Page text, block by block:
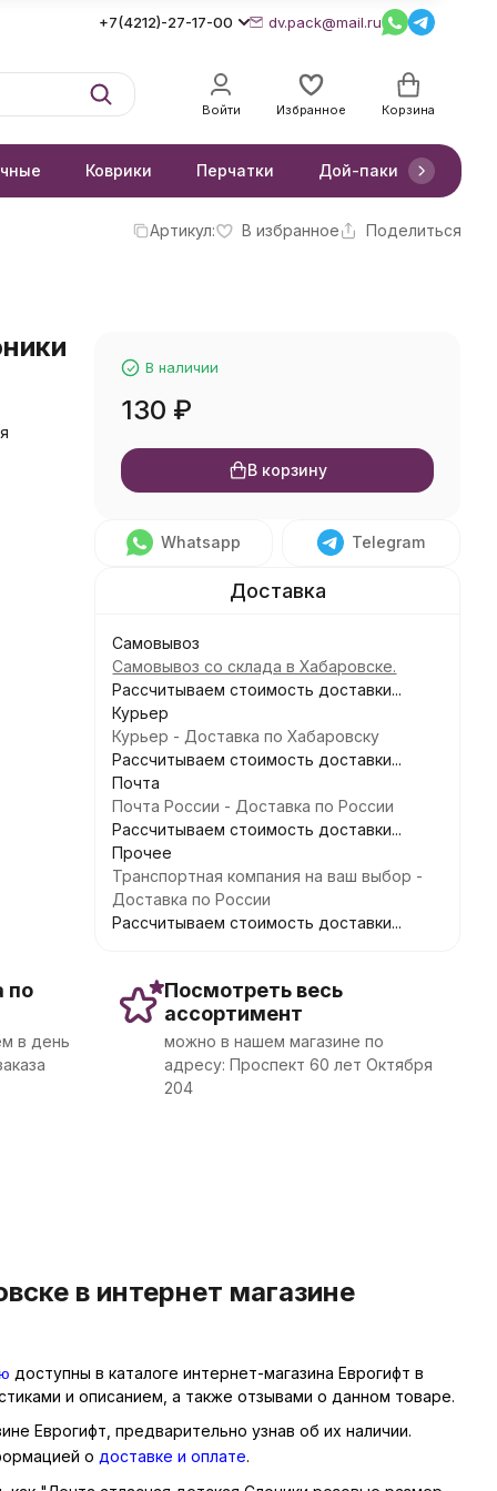
+7(4212)-27-17-00 dv.pack@mail.ru
Войти Избранное Корзина
Коврики Перчатки Дой-паки
Артикул: В избранное Поделиться
В наличии
130 ₽
В корзину
Whatsapp Telegram
Самовывоз
Самовывоз со склада в Хабаровске.
Рассчитываем стоимость доставки...
Курьер
Курьер - Доставка по Хабаровску
Рассчитываем стоимость доставки...
Почта
Почта России - Доставка по России
Рассчитываем стоимость доставки...
Прочее
Транспортная компания на ваш выбор -
Доставка по России
Рассчитываем стоимость доставки...
по
в день
Посмотреть весь
ассортимент
можно в нашем магазине по
адресу: Проспект 60 лет Октября
204
в интернет магазине
доступны в каталоге интернет-магазина Еврогифт в
и описанием, а также отзывами о данном товаре.
Еврогифт, предварительно узнав об их наличии.
о доставке и оплате.